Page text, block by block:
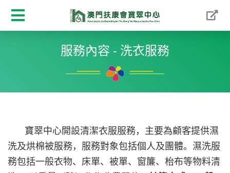
服務內容 - 洗衣服務
寶翠中心開設清潔衣服服務，主要為顧客提供濕
洗及烘棉被服務，服務對象包括個人及團體。濕洗服
務包括一般衣物、床單、被單、窗簾、枱布等物料清